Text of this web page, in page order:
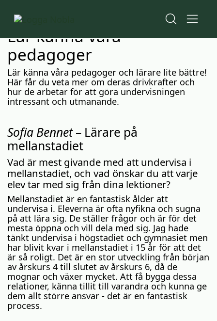
Lär känna våra
pedagoger
Lär känna våra pedagoger och lärare lite bättre!
Här får du veta mer om deras drivkrafter och
hur de arbetar för att göra undervisningen
intressant och utmanande.
Sofia Bennet– Lärare på
mellanstadiet
Vad är mest givande med att undervisa i
mellanstadiet, och vad önskar du att varje
elev tar med sig från dina lektioner?
Mellanstadiet är en fantastisk ålder att
undervisa i. Eleverna är ofta nyfikna och sugna
på att lära sig. De ställer frågor och är för det
mesta öppna och vill dela med sig. Jag hade
tänkt undervisa i högstadiet och gymnasiet men
har blivit kvar i mellanstadiet i 15 år för att det
är så roligt. Det är en stor utveckling från början
av årskurs 4 till slutet av årskurs 6, då de
mognar och växer mycket. Att få bygga dessa
relationer, känna tillit till varandra och kunna ge
dem allt större ansvar - det är en fantastisk
process.